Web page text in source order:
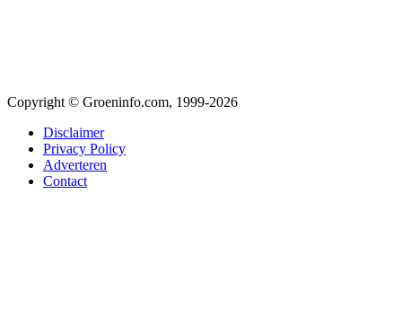
Copyright © Groeninfo.com, 1999-2026
Disclaimer
Privacy Policy
Adverteren
Contact